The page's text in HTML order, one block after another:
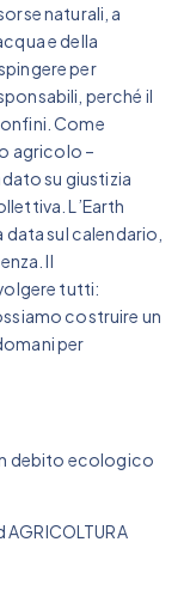
naturali, a
e della
per
perché il
Come
agricolo –
su giustizia
L’Earth
sul calendario,
Il
tutti:
costruire un
per
debito ecologico